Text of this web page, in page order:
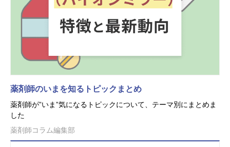
薬剤師のいまを知るトピックまとめ
薬剤師が”いま”気になるトピックについて、テーマ別にまとめま
した
薬剤師コラム編集部